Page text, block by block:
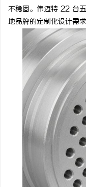
不稳固。伟迈特 22 台
地品牌的定制化设计需